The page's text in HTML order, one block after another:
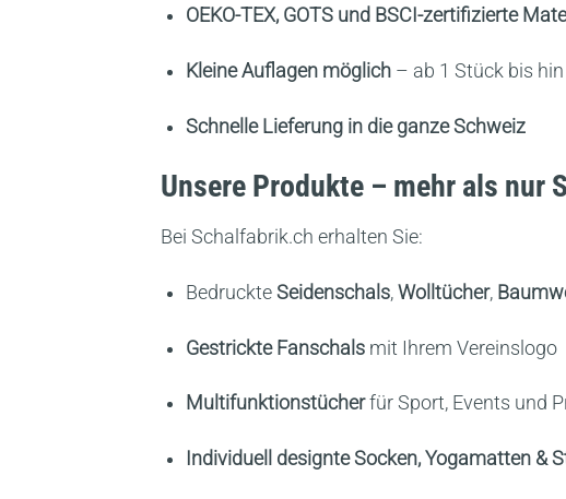
OEKO-TEX, GOTS und BSCI-zertifizierte
Kleine Auflagen möglich– ab 1 Stück bis
Schnelle Lieferung in die ganze Schweiz
Unsere Produkte – mehr als nur
Bei Schalfabrik.ch erhalten Sie:
Bedruckte Seidenschals, Wolltücher,
Gestrickte Fanschalsmit Ihrem Vereinslogo
Multifunktionstücherfür Sport, Events und
Individuell designte Socken, Yogamatten &